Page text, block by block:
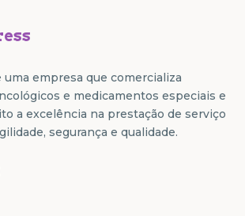
uma empresa que comercializa
e medicamentos especiais e
a excelência na prestação de serviço
segurança e qualidade.